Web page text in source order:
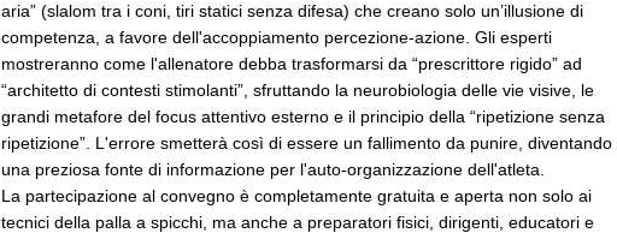
aria” (slalom tra i coni, tiri statici senza difesa) che creano solo un’illusione di
competenza, a favore dell'accoppiamento percezione-azione. Gli esperti
mostreranno come l'allenatore debba trasformarsi da “prescrittore rigido” ad
“architetto di contesti stimolanti”, sfruttando la neurobiologia delle vie visive, le
grandi metafore del focus attentivo esterno e il principio della “ripetizione senza
ripetizione”. L'errore smetterà così di essere un fallimento da punire, diventando
una preziosa fonte di informazione per l'auto-organizzazione dell'atleta.
La partecipazione al convegno è completamente gratuita e aperta non solo ai
tecnici della palla a spicchi, ma anche a preparatori fisici, dirigenti, educatori e